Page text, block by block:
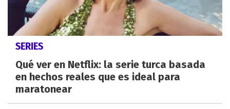
SERIES
Qué ver en Netflix: la serie turca basada
en hechos reales que es ideal para
maratonear